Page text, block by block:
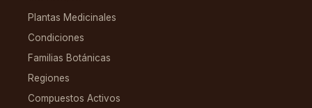
Plantas Medicinales
Condiciones
Familias Botánicas
Regiones
Compuestos Activos